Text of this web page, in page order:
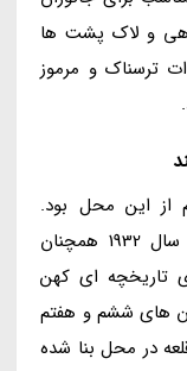
و لاک پشت ها
ترسناک و مرموز
از این محل بود.
هرچند که این قلعه به خاطر بازسازی در سال 1932 همچنان
تاریخچه ای کهن
های ششم و هفتم
در محل بنا شده